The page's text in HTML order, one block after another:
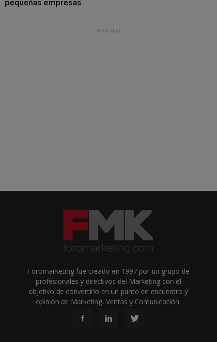
pequeñas empresas
- Publicidad -
Foromarketing fue creado en 1997 por un grupo de
profesionales y directivos del Marketing con el
objetivo de convertirlo en un punto de encuentro y
opinión de Marketing, Ventas y Comunicación.